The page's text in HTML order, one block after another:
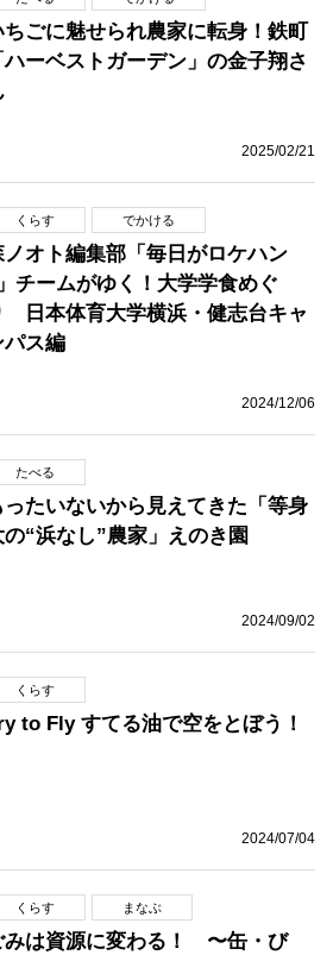
ちごに魅せられ農家に転身！鉄町
ハーベストガーデン」の金子翔さ
2025/02/21
くらす でかける
ノオト編集部「毎日がロケハン
チームがゆく！大学学食めぐ
日本体育大学横浜・健志台キャ
パス編
2024/12/06
たべる
ったいないから見えてきた「等身
の“浜なし”農家」えのき園
2024/09/02
くらす
to Fly すてる油で空をとぼう！
2024/07/04
くらす まなぶ
みは資源に変わる！ 〜缶・び